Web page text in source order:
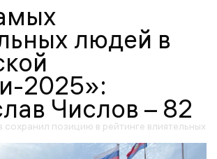
людей в
2025»:
Числов – 82
позицию в рейтинге влиятельных